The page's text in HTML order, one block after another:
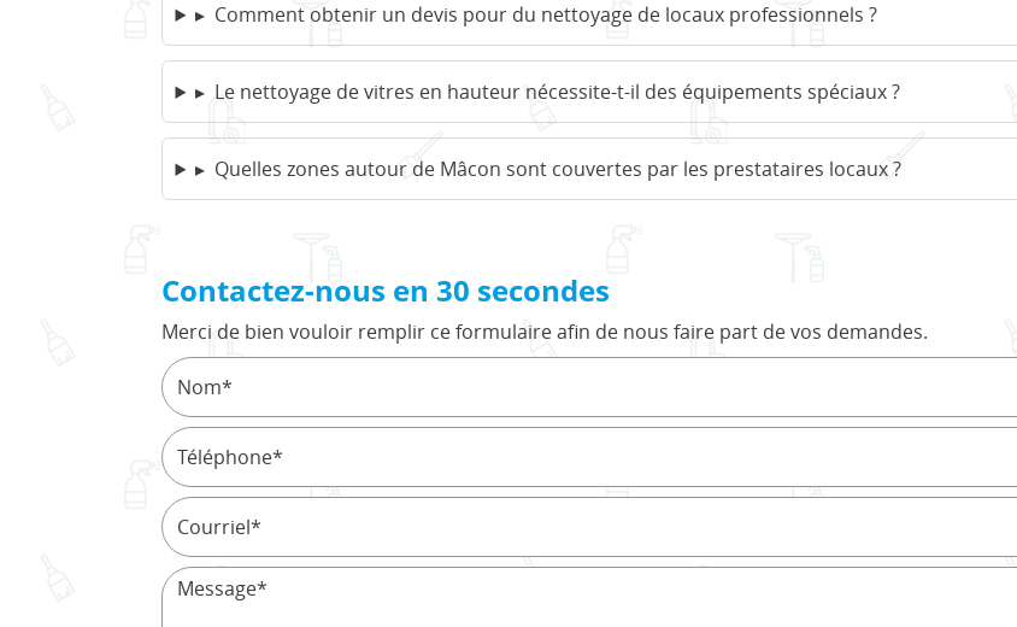
▸ Comment obtenir un devis pour du nettoyage de locaux professionnels ?
▸ Le nettoyage de vitres en hauteur nécessite-t-il des équipements spéciaux ?
▸ Quelles zones autour de Mâcon sont couvertes par les prestataires locaux ?
Contactez-nous en 30 secondes
Merci de bien vouloir remplir ce formulaire afin de nous faire part de vos demandes.